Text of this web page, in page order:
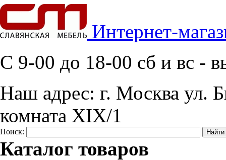
Интернет-
C 9-00 до 18-00 сб и вс -
Наш адрес: г. Москва ул.
комната XIX/1
Поиск:
Каталог товаров